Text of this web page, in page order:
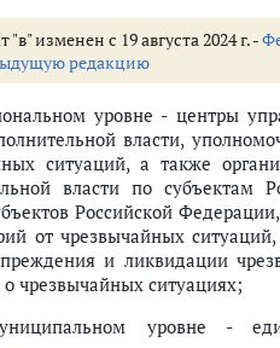
оповещения населения
от чрезвычайных ситуаций
ситуаций
государственной
населения и территорий от
защиты населения и
населения и территорий от
Федерации и органов
Федерации при
изменен с 19 августа 2024 г. -
редакцию
уровне - центры
власти,
ситуаций, а также
власти по субъектам
Российской
от чрезвычайных
и ликвидации
чрезвычайных ситуациях;
уровне -